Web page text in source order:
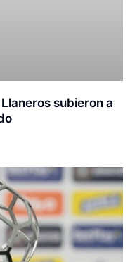
subieron a